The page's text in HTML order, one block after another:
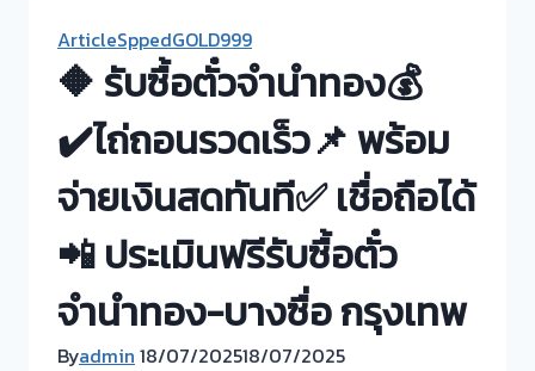
ArticleSppedGOLD999
🔶 รับซื้อตั๋วจำนำทอง💰
✔️ไถ่ถอนรวดเร็ว📌 พร้อม
จ่ายเงินสดทันที✅ เชื่อถือได้
📲 ประเมินฟรีรับซื้อตั๋ว
จำนำทอง-บางซื่อ กรุงเทพ
Byadmin 18/07/202518/07/2025